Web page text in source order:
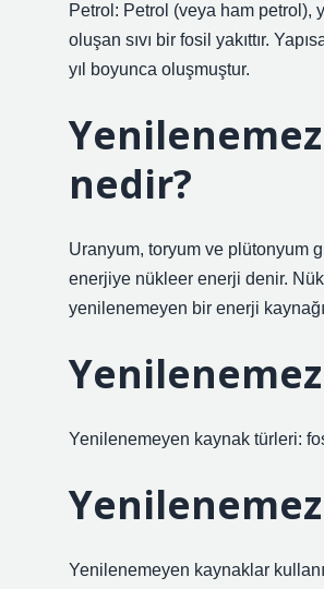
Petrol: Petrol (veya ham petrol),
oluşan sıvı bir fosil yakıttır.
yıl boyunca oluşmuştur.
nedir?
Uranyum, toryum ve plütonyum
enerjiye nükleer enerji denir.
yenilenemeyen bir enerji
Yenilenemeyen kaynak türleri:
Yenilenemeyen kaynaklar